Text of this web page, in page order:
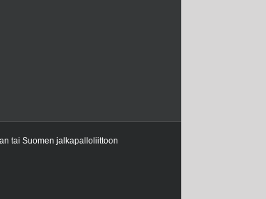
tai Suomen jalkapalloliittoon